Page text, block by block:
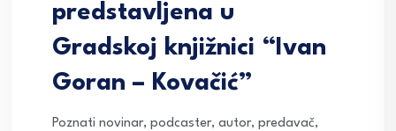
predstavljena u
Gradskoj knjižnici “Ivan
Goran – Kovačić”
Poznati novinar, podcaster, autor, predavač,